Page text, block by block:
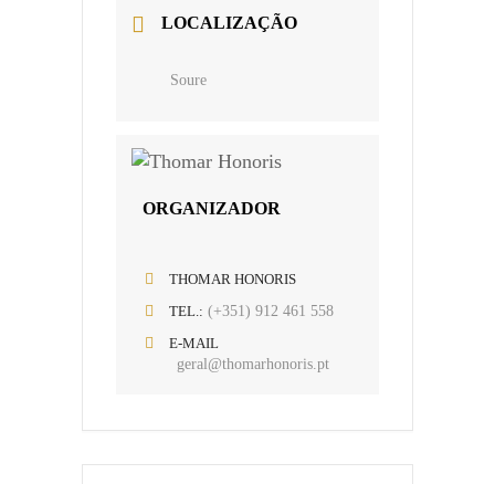
LOCALIZAÇÃO
Soure
ORGANIZADOR
THOMAR HONORIS
TEL.: (+351) 912 461 558
E-MAIL
geral@thomarhonoris.pt